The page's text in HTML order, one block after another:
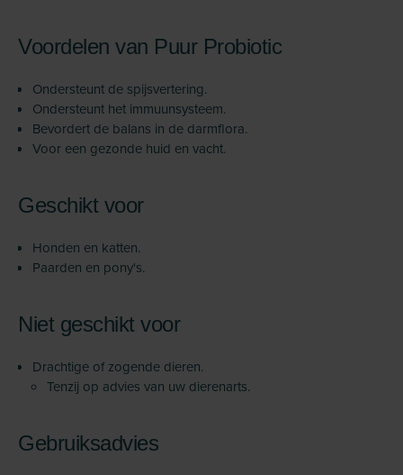
Voordelen van Puur Probiotic
Ondersteunt de spijsvertering.
Ondersteunt het immuunsysteem.
Bevordert de balans in de darmflora.
Voor een gezonde huid en vacht.
Geschikt voor
Honden en katten.
Paarden en pony's.
Niet geschikt voor
Drachtige of zogende dieren.
Tenzij op advies van uw dierenarts.
Gebruiksadvies